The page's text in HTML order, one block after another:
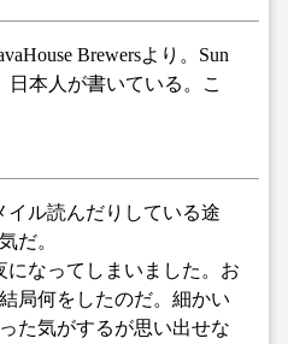
Brewersより。Sun
日本人が書いている。こ
イル読んだりしている途
だ。
になってしまいました。お
局何をしたのだ。細かい
た気がするが思い出せな